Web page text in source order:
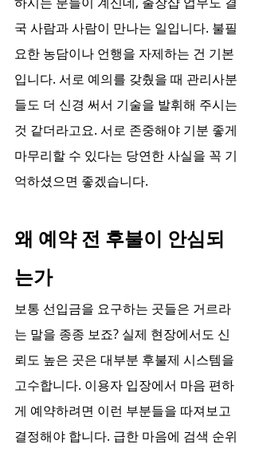
국 사람과 사람이 만나는 일입니다. 불필
요한 농담이나 언행을 자제하는 건 기본
입니다. 서로 예의를 갖췄을 때 관리사분
들도 더 신경 써서 기술을 발휘해 주시는
것 같더라고요. 서로 존중해야 기분 좋게
마무리할 수 있다는 당연한 사실을 꼭 기
억하셨으면 좋겠습니다.
왜 예약 전 후불이 안심되
는가
보통 선입금을 요구하는 곳들은 거르라
는 말을 종종 보죠? 실제 현장에서도 신
뢰도 높은 곳은 대부분 후불제 시스템을
고수합니다. 이용자 입장에서 마음 편하
게 예약하려면 이런 부분들을 따져보고
결정해야 합니다. 급한 마음에 검색 순위